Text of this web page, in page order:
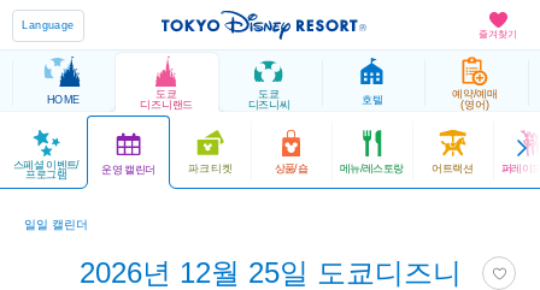
즐겨찾기
Language
HOME
도쿄
디즈니랜드
도쿄
디즈니씨
호텔
예약/예매
(영어)
스페셜 이벤트/
프로그램 운영 캘린더 파크 티켓 상품/숍 메뉴/레스토랑 어트랙션 퍼레이
일일 캘린더
2026년 12월 25일 도쿄디즈니